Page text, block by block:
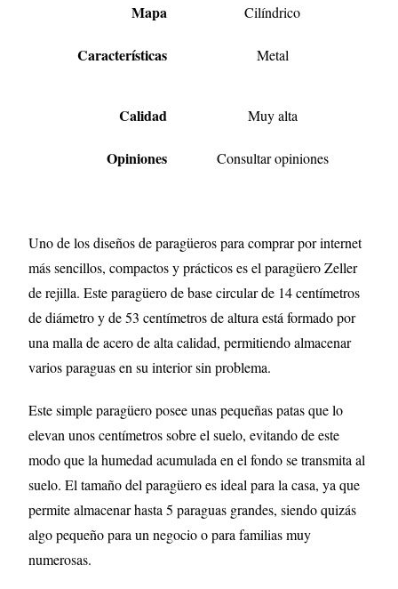
Mapa Cilíndrico
Características Metal
Calidad Muy alta
Opiniones Consultar opiniones
Uno de los diseños de paragüeros para comprar por internet
más sencillos, compactos y prácticos es el paragüero Zeller
de rejilla. Este paragüero de base circular de 14 centímetros
de diámetro y de 53 centímetros de altura está formado por
una malla de acero de alta calidad, permitiendo almacenar
varios paraguas en su interior sin problema.
Este simple paragüero posee unas pequeñas patas que lo
elevan unos centímetros sobre el suelo, evitando de este
modo que la humedad acumulada en el fondo se transmita al
suelo. El tamaño del paragüero es ideal para la casa, ya que
permite almacenar hasta 5 paraguas grandes, siendo quizás
algo pequeño para un negocio o para familias muy
numerosas.